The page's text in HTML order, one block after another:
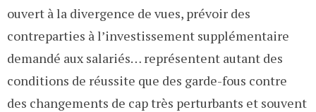
ouvert à la divergence de vues, prévoir des
contreparties à l’investissement supplémentaire
demandé aux salariés… représentent autant des
conditions de réussite que des garde-fous contre
des changements de cap très perturbants et souvent